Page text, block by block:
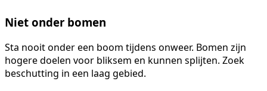
Niet onder bomen
Sta nooit onder een boom tijdens onweer. Bomen zijn
hogere doelen voor bliksem en kunnen splijten. Zoek
beschutting in een laag gebied.